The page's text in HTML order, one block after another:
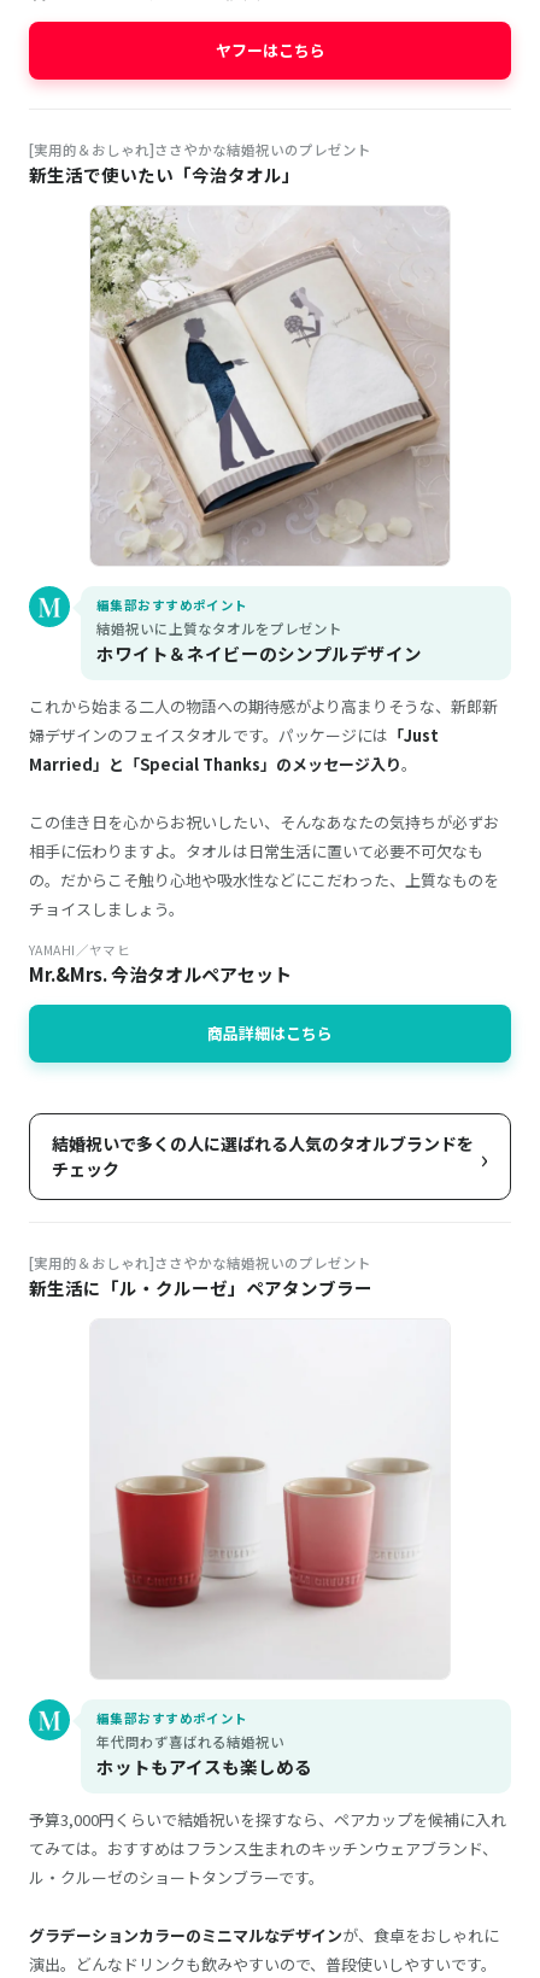
ヤフーはこちら
[実用的＆おしゃれ]ささやかな結婚祝いのプレゼント
新生活で使いたい「今治タオル」
編集部おすすめポイント
結婚祝いに上質なタオルをプレゼント
ホワイト＆ネイビーのシンプルデザイン
これから始まる二人の物語への期待感がより高まりそうな、新郎新
婦デザインのフェイスタオルです。パッケージには 「Just
Married」と「Special Thanks」のメッセージ入り。
この佳き日を心からお祝いしたい、そんなあなたの気持ちが必ずお
相手に伝わりますよ。タオルは日常生活に置いて必要不可欠なも
の。だからこそ触り心地や吸水性などにこだわった、上質なものを
チョイスしましょう。
YAMAHI／ヤマヒ
Mr.&Mrs. 今治タオルペアセット
商品詳細はこちら
結婚祝いで多くの人に選ばれる人気のタオルブランドを
チェック
›
[実用的＆おしゃれ]ささやかな結婚祝いのプレゼント
新生活に「ル・クルーゼ」ペアタンブラー
編集部おすすめポイント
年代問わず喜ばれる結婚祝い
ホットもアイスも楽しめる
予算3,000円くらいで結婚祝いを探すなら、ペアカップを候補に入れ
てみては。おすすめはフランス生まれのキッチンウェアブランド、
ル・クルーゼのショートタンブラーです。
グラデーションカラーのミニマルなデザインが、食卓をおしゃれに
演出。どんなドリンクも飲みやすいので、普段使いしやすいです。